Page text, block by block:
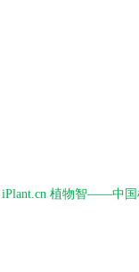
iPlant.cn 植物智——中国